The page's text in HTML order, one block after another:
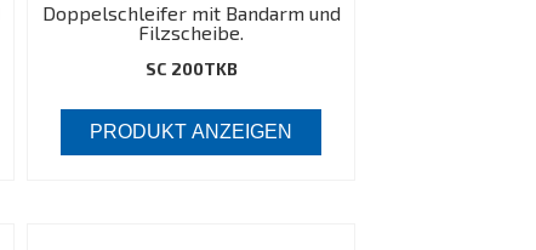
Doppelschleifer mit Bandarm und
Filzscheibe.
SC 200TKB
PRODUKT ANZEIGEN